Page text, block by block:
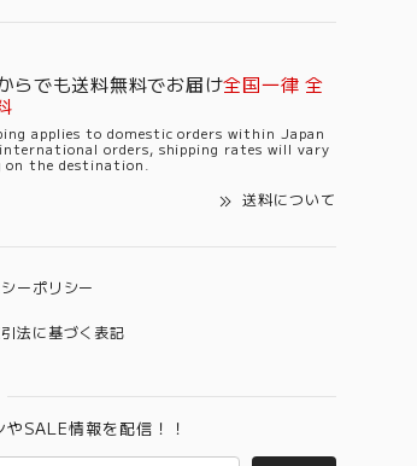
らでも送料無料でお届け全国一律 全
applies to domestic orders within Japan
orders, shipping rates will vary
on the destination.
送料について
ーポリシー
法に基づく表記
SALE情報を配信！！